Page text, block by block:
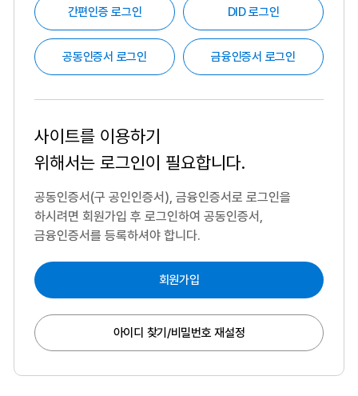
간편인증 로그인 DID 로그인
공동인증서 로그인 금융인증서 로그인
사이트를 이용하기
위해서는 로그인이 필요합니다.
공동인증서(구 공인인증서), 금융인증서로 로그인을
하시려면 회원가입 후 로그인하여 공동인증서,
금융인증서를 등록하셔야 합니다.
회원가입
아이디 찾기/비밀번호 재설정